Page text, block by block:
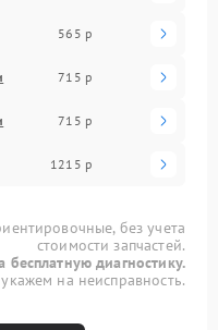
565 р
715 р
715 р
1215 р
без учета
стоимости запчастей.
бесплатную диагностику.
на неисправность.